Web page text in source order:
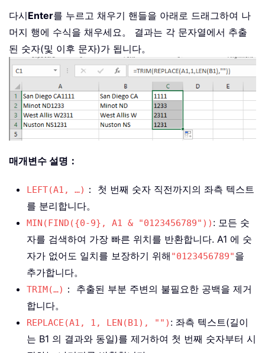
다시Enter를 누르고 채우기 핸들을 아래로 드래그하여 나
머지 행에 수식을 채우세요。 결과는 각 문자열에서 추출
된 숫자(및 이후 문자)가 됩니다。
매개변수 설명：
LEFT(A1, …) ： 첫 번째 숫자 직전까지의 좌측 텍스트
를 분리합니다。
MIN(FIND({0-9}, A1 & "0123456789")) : 모든 숫
자를 검색하여 가장 빠른 위치를 반환합니다. A1 에 숫
자가 없어도 일치를 보장하기 위해 "0123456789"을
추가합니다。
TRIM(…) ： 추출된 부분 주변의 불필요한 공백을 제거
합니다。
REPLACE(A1, 1, LEN(B1), "") : 좌측 텍스트(길이
는 B1 의 결과와 동일)를 제거하여 첫 번째 숫자부터 시